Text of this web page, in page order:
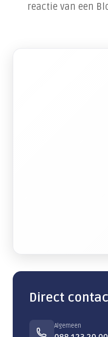
Alles over Digitale
reactie van een
Direct
Algemeen